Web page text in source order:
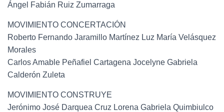
Ángel Fabián Ruiz Zumarraga
MOVIMIENTO CONCERTACIÓN
Roberto Fernando Jaramillo Martínez Luz María Velásquez
Morales
Carlos Amable Peñafiel Cartagena Jocelyne Gabriela
Calderón Zuleta
MOVIMIENTO CONSTRUYE
Jerónimo José Darquea Cruz Lorena Gabriela Quimbiulco